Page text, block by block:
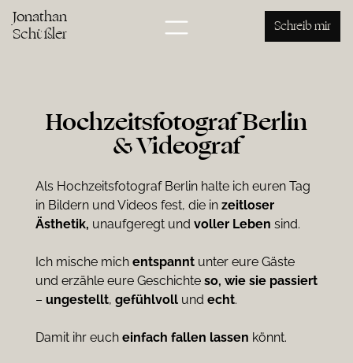
Jonathan
Schüßler Schreib mir
Hochzeitsfotograf Berlin
& Videograf
Als Hochzeitsfotograf Berlin halte ich euren Tag
in Bildern und Videos fest, die in zeitloser
Ästhetik, unaufgeregt und voller Leben sind.
Ich mische mich entspanntunter eure Gäste
und erzähle eure Geschichte so, wie sie passiert
– ungestellt, gefühlvollund echt.
Damit ihr euch einfach fallen lassen könnt.